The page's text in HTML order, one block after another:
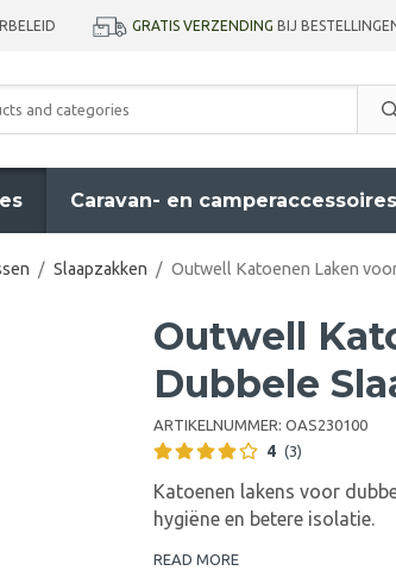
GRATIS VERZENDING BIJ
Caravan- en camperaccessoires
/ Slaapzakken / Outwell Katoenen Laken
Outwell
Dubbele
ARTIKELNUMMER: OAS230100
4 (3)
Katoenen lakens voor
hygiëne en betere isolatie.
READ MORE